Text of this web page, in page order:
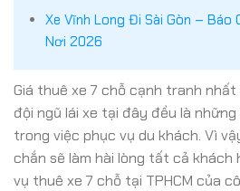
Xe Vĩnh Long Đi Sài Gòn – Báo
Nơi 2026
Giá thuê xe 7 chỗ cạnh tranh
đội ngũ lái xe tại đây đều là
trong việc phục vụ du khách. Vì
chắn sẽ làm hài lòng tất cả khách
vụ thuê xe 7 chỗ tại TPHCM của